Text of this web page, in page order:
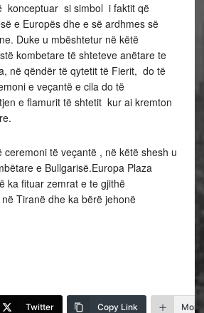
konceptuar si simbol i faktit që
e Europës dhe e së ardhmes së
Duke u mbështetur në këtë
kombetare të shteteve anëtare te
në qëndër të qytetit të Fierit, do të
e veçantë e cila do të
e flamurit të shtetit kur ai kremton
ceremoni të veçantë , në këtë shesh u
e Bullgarisë.Europa Plaza
ka fituar zemrat e te gjithë
Tiranë dhe ka bërë jehonë
Twitter Copy Link More